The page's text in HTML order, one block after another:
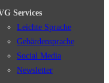
Services
Leichte Sprache
Gebärdensprache
Social Media
Newsletter